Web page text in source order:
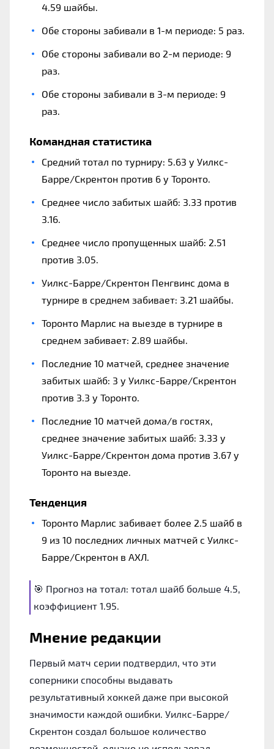
4.59 шайбы.
Обе стороны забивали в 1-м периоде: 5 раз.
Обе стороны забивали во 2-м периоде: 9
раз.
Обе стороны забивали в 3-м периоде: 9
раз.
Командная статистика
Средний тотал по турниру: 5.63 у Уилкс-
Барре/Скрентон против 6 у Торонто.
Среднее число забитых шайб: 3.33 против
3.16.
Среднее число пропущенных шайб: 2.51
против 3.05.
Уилкс-Барре/Скрентон Пенгвинс дома в
турнире в среднем забивает: 3.21 шайбы.
Торонто Марлис на выезде в турнире в
среднем забивает: 2.89 шайбы.
Последние 10 матчей, среднее значение
забитых шайб: 3 у Уилкс-Барре/Скрентон
против 3.3 у Торонто.
Последние 10 матчей дома/в гостях,
среднее значение забитых шайб: 3.33 у
Уилкс-Барре/Скрентон дома против 3.67 у
Торонто на выезде.
Тенденция
Торонто Марлис забивает более 2.5 шайб в
9 из 10 последних личных матчей с Уилкс-
Барре/Скрентон в АХЛ.
🎯 Прогноз на тотал: тотал шайб больше 4.5,
коэффициент 1.95.
Мнение редакции
Первый матч серии подтвердил, что эти
соперники способны выдавать
результативный хоккей даже при высокой
значимости каждой ошибки. Уилкс-Барре/
Скрентон создал большое количество